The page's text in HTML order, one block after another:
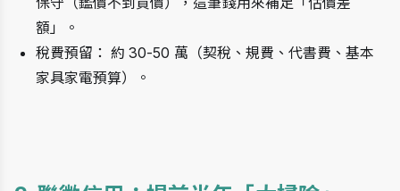
額」。
稅費預留： 約 30-50 萬（契稅、規費、代書費、基本
家具家電預算）。